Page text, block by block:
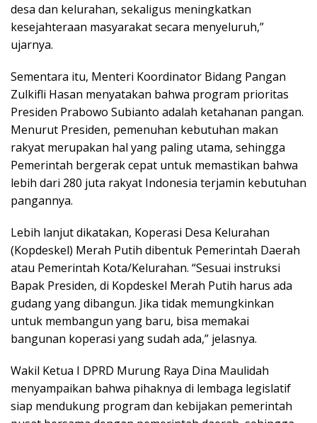
desa dan kelurahan, sekaligus meningkatkan
kesejahteraan masyarakat secara menyeluruh,”
ujarnya.
Sementara itu, Menteri Koordinator Bidang Pangan
Zulkifli Hasan menyatakan bahwa program prioritas
Presiden Prabowo Subianto adalah ketahanan pangan.
Menurut Presiden, pemenuhan kebutuhan makan
rakyat merupakan hal yang paling utama, sehingga
Pemerintah bergerak cepat untuk memastikan bahwa
lebih dari 280 juta rakyat Indonesia terjamin kebutuhan
pangannya.
Lebih lanjut dikatakan, Koperasi Desa Kelurahan
(Kopdeskel) Merah Putih dibentuk Pemerintah Daerah
atau Pemerintah Kota/Kelurahan. “Sesuai instruksi
Bapak Presiden, di Kopdeskel Merah Putih harus ada
gudang yang dibangun. Jika tidak memungkinkan
untuk membangun yang baru, bisa memakai
bangunan koperasi yang sudah ada,” jelasnya.
Wakil Ketua I DPRD Murung Raya Dina Maulidah
menyampaikan bahwa pihaknya di lembaga legislatif
siap mendukung program dan kebijakan pemerintah